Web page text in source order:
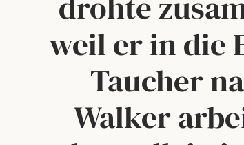
weil er in die
Taucher
Walker